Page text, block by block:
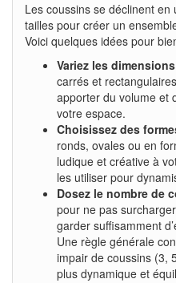
Les coussins se déclinent
tailles pour créer un
Voici quelques idées pour
Variez les
carrés et
apporter du volume et
votre espace.
Choisissez des
ronds, ovales ou en
ludique et créative à
les utiliser pour
Dosez le nombre de
pour ne pas
garder suffisamment
Une règle générale
impair de coussins (3,
plus dynamique et